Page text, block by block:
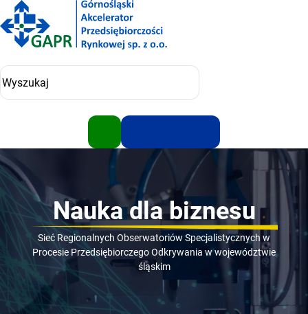
Przejdź
do
treści
Wyszukiwarka
Nauka dla biznesu
Sieć Regionalnych Obserwatoriów Specjalistycznych w
Procesie Przedsiębiorczego Odkrywania w województwie
śląskim